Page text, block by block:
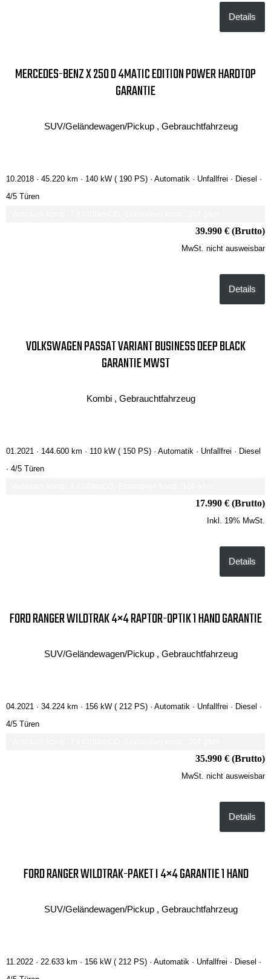
Details
MERCEDES-BENZ X 250 D 4MATIC EDITION POWER HARDTOP
GARANTIE
SUV/Geländewagen/Pickup , Gebrauchtfahrzeug
10.2018 · 45.220 km · 140 kW ( 190 PS) · Automatik · Unfallfrei · Diesel ·
4/5 Türen
39.990 € (Brutto)
MwSt. nicht ausweisbar
Details
VOLKSWAGEN PASSAT VARIANT BUSINESS DEEP BLACK
GARANTIE MWST
Kombi , Gebrauchtfahrzeug
01.2021 · 144.600 km · 110 kW ( 150 PS) · Automatik · Unfallfrei · Diesel
· 4/5 Türen
17.990 € (Brutto)
Inkl. 19% MwSt.
Details
FORD RANGER WILDTRAK 4×4 RAPTOR-OPTIK 1 HAND GARANTIE
SUV/Geländewagen/Pickup , Gebrauchtfahrzeug
04.2021 · 34.224 km · 156 kW ( 212 PS) · Automatik · Unfallfrei · Diesel ·
4/5 Türen
35.990 € (Brutto)
MwSt. nicht ausweisbar
Details
FORD RANGER WILDTRAK-PAKET I 4×4 GARANTIE 1 HAND
SUV/Geländewagen/Pickup , Gebrauchtfahrzeug
11.2022 · 22.633 km · 156 kW ( 212 PS) · Automatik · Unfallfrei · Diesel ·